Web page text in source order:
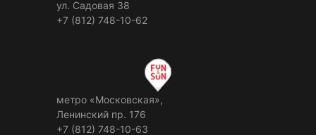
ул. Садовая 38
+7 (812) 748-10-62
метро «Московская»,
Ленинский пр. 176
+7 (812) 748-10-63